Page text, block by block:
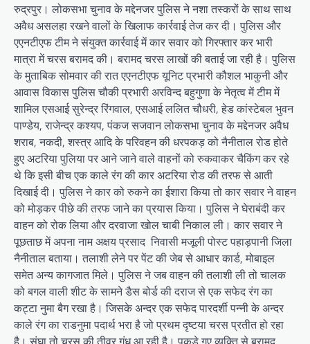
रुद्रपुर। लोकसभा चुनाव के मद्देनजर पुलिस ने नशा तस्करों के साथ साथ
अवैध असलहा रखने वालों के खिलाफ कार्रवाई तेज कर दी। पुलिस और
एएनटीएफ टीम ने संयुक्त कार्रवाई में कार सवार को गिरफ्तार कर भारी
मात्रा में चरस बरामद की। बरामद चरस लाखों की बताई जा रही है। पुलिस
के मुताबिक ‌सोमवार की रात एएनटीएफ यूनिट प्रभारी कौशल भाकुनी और
आवास विकास पुलिस चौकी प्रभारी अरविन्द बहुगुणा के नेतृत्व में टीम में
शामिल एसआई सुरेन्द्र रिंगवाल, एसआई ललित चौधरी, हेड कांस्टेबल भुवन
पाण्डेय, राजेन्द्र कश्यप, पंकज सजवान लोकसभा चुनाव के मद्देनजर अवैध
शराब, नकदी, शस्त्र आदि के परिवहन की धरपकड़ को नैनीताल रोड होते
हुए अटरिया पुलिया पर आने जाने वाले वाहनों को रुकवाकर चैकिंग कर‌ रहे
थे कि इसी बीच एक काले रंग की कार अटरिया रोड की तरफ से आती
दिखाई दी। पुलिस ने कार को रुकने का ईशारा किया तो कार सवार ने वाहन
को मोड़कर पीछे की तरफ जाने का प्रयास किया। पुलिस ने घेराबंदी कर
वाहन को रोक लिया और दरवाजा खोल चाबी निकाल ली। कार सवार ने
पूछताछ में अपना नाम अक्षय प्रसाद निवासी मजूली पोस्ट पहाड़पानी जिला
नैनीताल बताया। तलाशी लेने पर पेंट की जेब से आधार कार्ड, मोबाइल
समेत अन्य कागजात मिले। पुलिस ने जब वाहन की तलाशी ली तो चालक
को बगल वाली शीट के सामने डैस बोर्ड की दराज से एक सफेद रंग का
कट्टा नुमा बैग रखा है। जिसके अन्दर एक सफेद पारदर्शी पन्नी के अन्दर
काले रंग का राडनुमा पदार्थ भरा है जो प्रथम दृष्टया चरस प्रतीत हो रहा